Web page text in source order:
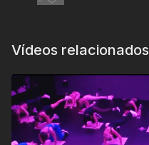
Vídeos relacionados